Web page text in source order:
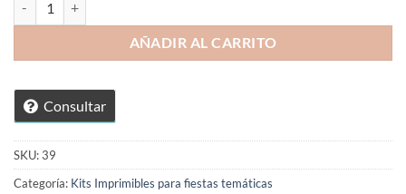
24,90 €.9,90 €.
AÑADIR AL CARRITO
Consultar
SKU:39
Categoría: Kits Imprimibles para fiestas temáticas